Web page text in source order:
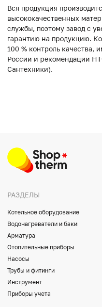
Вся продукция
высококачественных
службы, поэтому завод с
гарантию на продукцию.
100 % контроль качества,
России и рекомендации
Сантехники).
РАЗДЕЛЫ
Котельное оборудование
Водонагреватели и баки
Арматура
Отопительные приборы
Насосы
Трубы и фитинги
Инструмент
Приборы учета